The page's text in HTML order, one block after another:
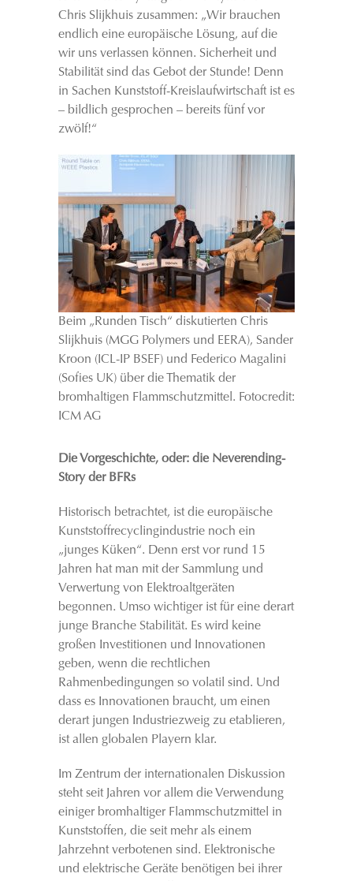
Chris Slijkhuis zusammen: „Wir brauchen
endlich eine europäische Lösung, auf die
wir uns verlassen können. Sicherheit und
Stabilität sind das Gebot der Stunde! Denn
in Sachen Kunststoff-Kreislaufwirtschaft ist es
– bildlich gesprochen – bereits fünf vor
zwölf!“
Beim „Runden Tisch“ diskutierten Chris
Slijkhuis (MGG Polymers und EERA), Sander
Kroon (ICL-IP BSEF) und Federico Magalini
(Sofies UK) über die Thematik der
bromhaltigen Flammschutzmittel. Fotocredit:
ICM AG
Die Vorgeschichte, oder: die Neverending-
Story der BFRs
Historisch betrachtet, ist die europäische
Kunststoffrecyclingindustrie noch ein
„junges Küken“. Denn erst vor rund 15
Jahren hat man mit der Sammlung und
Verwertung von Elektroaltgeräten
begonnen. Umso wichtiger ist für eine derart
junge Branche Stabilität. Es wird keine
großen Investitionen und Innovationen
geben, wenn die rechtlichen
Rahmenbedingungen so volatil sind. Und
dass es Innovationen braucht, um einen
derart jungen Industriezweig zu etablieren,
ist allen globalen Playern klar.
Im Zentrum der internationalen Diskussion
steht seit Jahren vor allem die Verwendung
einiger bromhaltiger Flammschutzmittel in
Kunststoffen, die seit mehr als einem
Jahrzehnt verbotenen sind. Elektronische
und elektrische Geräte benötigen bei ihrer